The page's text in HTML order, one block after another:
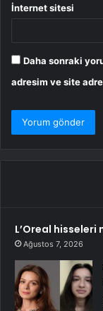
İnternet sitesi
Daha sonraki
adresim ve site
L’Oreal
Ağustos 7, 2026